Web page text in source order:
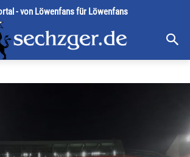
- von Löwenfans für Löwenfans